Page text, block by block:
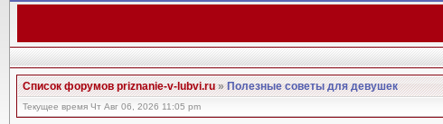
Список форумов priznanie-v-lubvi.ru»Полезные советы для девушек
Текущее время Чт Авг 06, 2026 11:05 pm